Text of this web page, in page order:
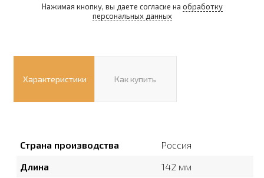
Нажимая кнопку, вы даете согласие на обработку
персональных данных
Характеристики Как купить
Страна производства
Россия
Длина
142 мм